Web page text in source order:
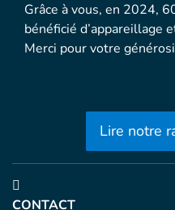
Grâce à vous, en 2024,
bénéficié d’appareillage
Merci pour votre
Lire notre
CONTACT